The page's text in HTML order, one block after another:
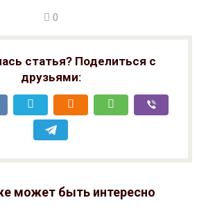
0
статья? Поделиться с
друзьями:
может быть интересно